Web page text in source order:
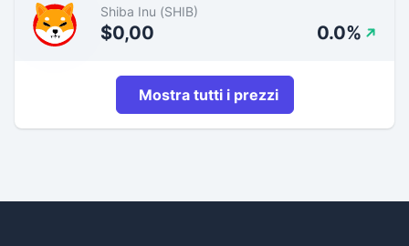
Shiba Inu (SHIB)
$0,00 0.0%
Mostra tutti i prezzi